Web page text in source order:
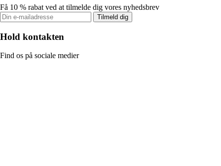
Få 10 % rabat ved at tilmelde dig vores nyhedsbrev
Tilmeld dig
Hold kontakten
Find os på sociale medier